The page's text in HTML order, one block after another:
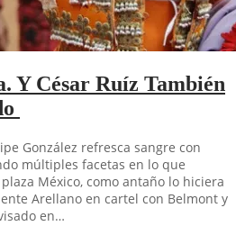
Y César Ruíz También
González refresca sangre con
múltiples facetas en lo que
México, como antaño lo hiciera
Arellano en cartel con Belmont y
en…